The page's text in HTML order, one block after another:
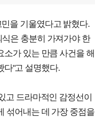
을 기울였다고 밝혔다.
은 충분히 가져가야 한
소가 있는 만큼 사건을 해
다"고 설명했다.
고 드라마적인 감정선이
섞어내는 데 가장 중점을